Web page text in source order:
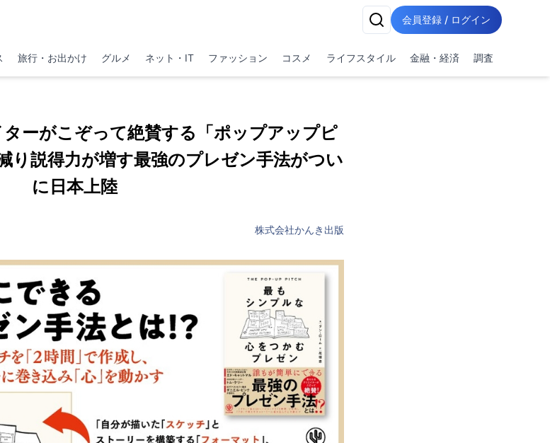
会員登録 / ログイン
旅行・お出かけ グルメ ネット・IT ファッション コスメ ライフスタイル 金融・経済 調査
ーがこぞって絶賛する「ポップアップピ
り説得力が増す最強のプレゼン手法がつい
に日本上陸
株式会社かんき出版